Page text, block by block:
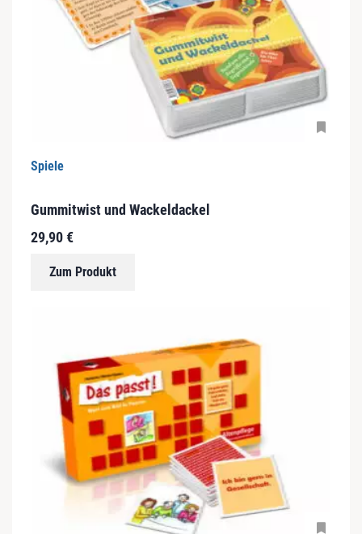
Spiele
Gummitwist und Wackeldackel
29,90€
Zum Produkt